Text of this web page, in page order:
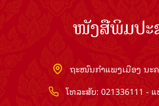
ໜັງສືພິມປະ
ຖະໜົນກຳແພງເມືອງ ນະ
ໂທລະສັບ: 021336111 -